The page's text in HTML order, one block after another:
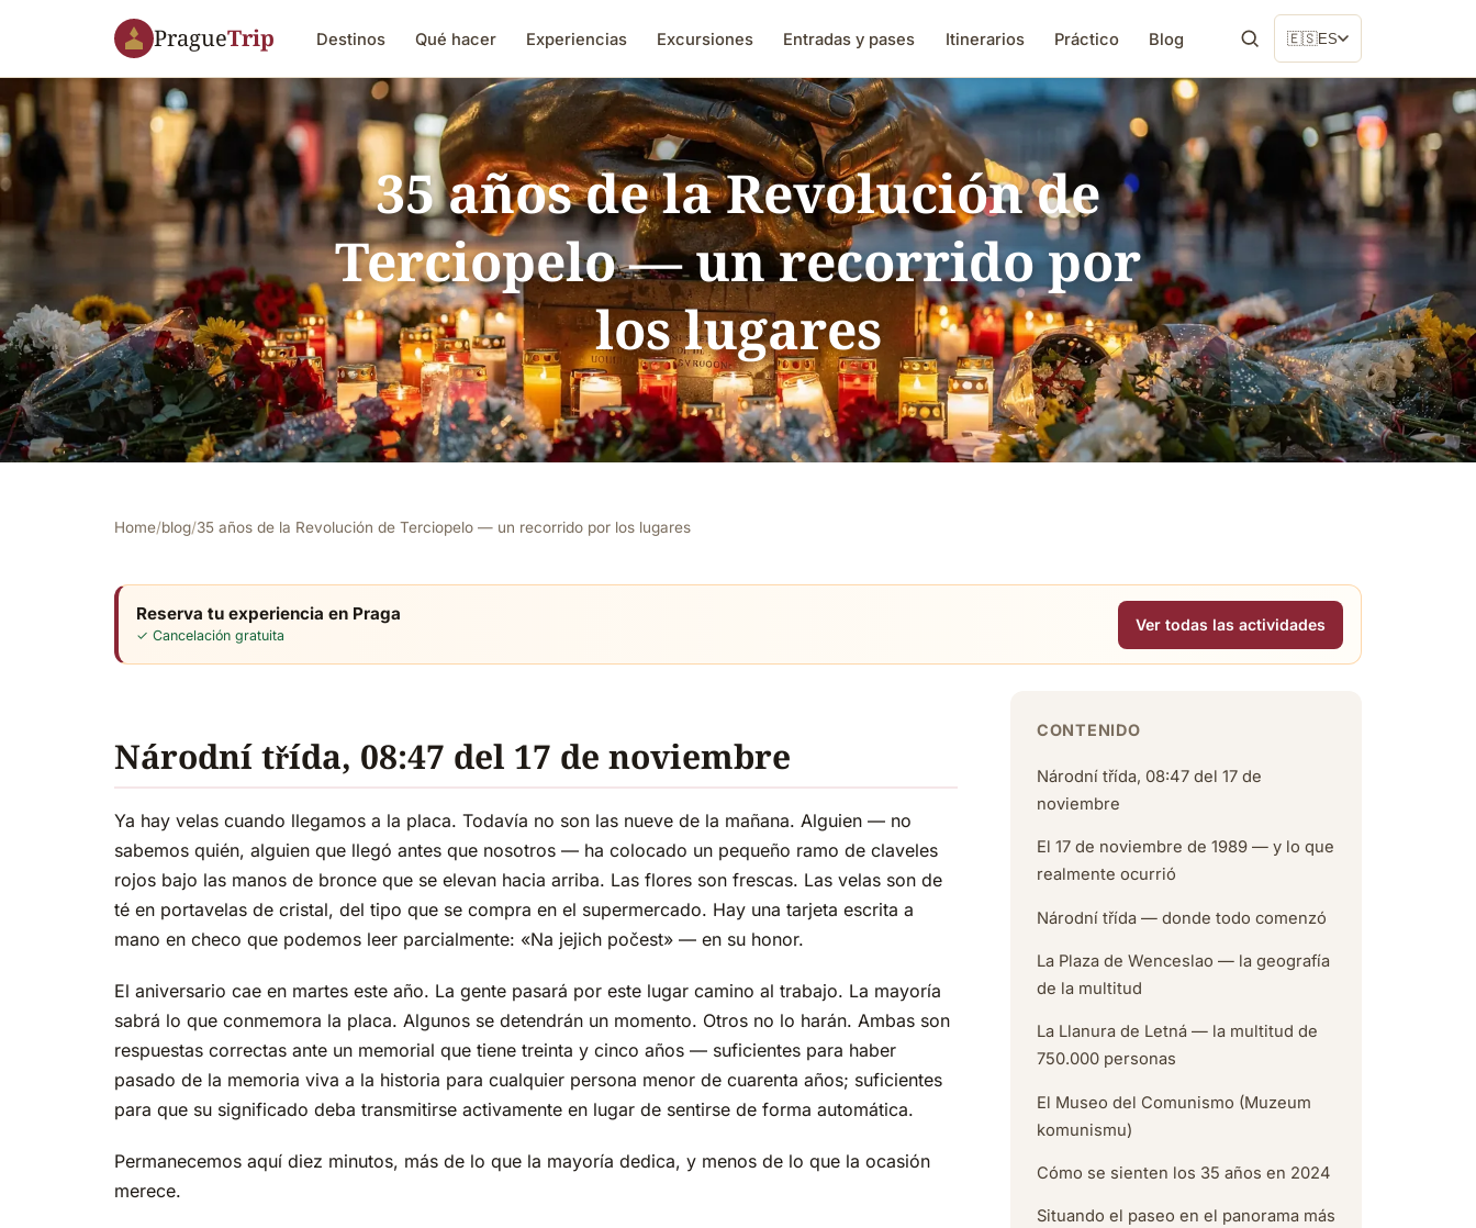
PragueTrip Destinos Qué hacer Experiencias Excursiones Entradas y pases Itinerarios Práctico Blog 🇪🇸ES
35 años de la Revolución de
Terciopelo — un recorrido por
los lugares
Home/blog/35 años de la Revolución de Terciopelo — un recorrido por los lugares
Reserva tu experiencia en Praga
✓ Cancelación gratuita
Ver todas las actividades
Národní třída, 08:47 del 17 de noviembre
Ya hay velas cuando llegamos a la placa. Todavía no son las nueve de la mañana. Alguien — no
sabemos quién, alguien que llegó antes que nosotros — ha colocado un pequeño ramo de claveles
rojos bajo las manos de bronce que se elevan hacia arriba. Las flores son frescas. Las velas son de
té en portavelas de cristal, del tipo que se compra en el supermercado. Hay una tarjeta escrita a
mano en checo que podemos leer parcialmente: «Na jejich počest» — en su honor.
El aniversario cae en martes este año. La gente pasará por este lugar camino al trabajo. La mayoría
sabrá lo que conmemora la placa. Algunos se detendrán un momento. Otros no lo harán. Ambas son
respuestas correctas ante un memorial que tiene treinta y cinco años — suficientes para haber
pasado de la memoria viva a la historia para cualquier persona menor de cuarenta años; suficientes
para que su significado deba transmitirse activamente en lugar de sentirse de forma automática.
Permanecemos aquí diez minutos, más de lo que la mayoría dedica, y menos de lo que la ocasión
merece.
CONTENIDO
Národní třída, 08:47 del 17 de
noviembre
El 17 de noviembre de 1989 — y lo que
realmente ocurrió
Národní třída — donde todo comenzó
La Plaza de Wenceslao — la geografía
de la multitud
La Llanura de Letná — la multitud de
750.000 personas
El Museo del Comunismo (Muzeum
komunismu)
Cómo se sienten los 35 años en 2024
Situando el paseo en el panorama más